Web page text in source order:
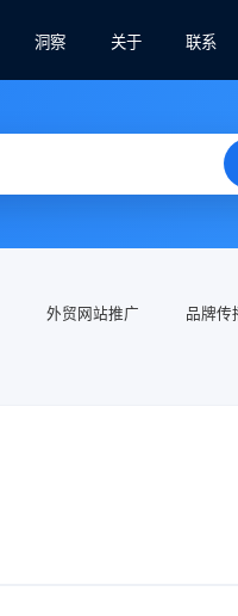
洞察 关于 联系
外贸网站推广 品牌传